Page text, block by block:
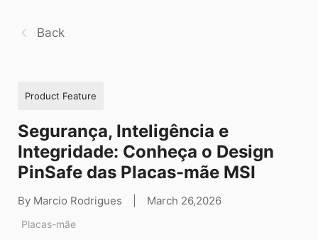
Back
Product Feature
Segurança, Inteligência e
Integridade: Conheça o Design
PinSafe das Placas-mãe MSI
By Marcio Rodrigues March 26,2026
Placas-mãe